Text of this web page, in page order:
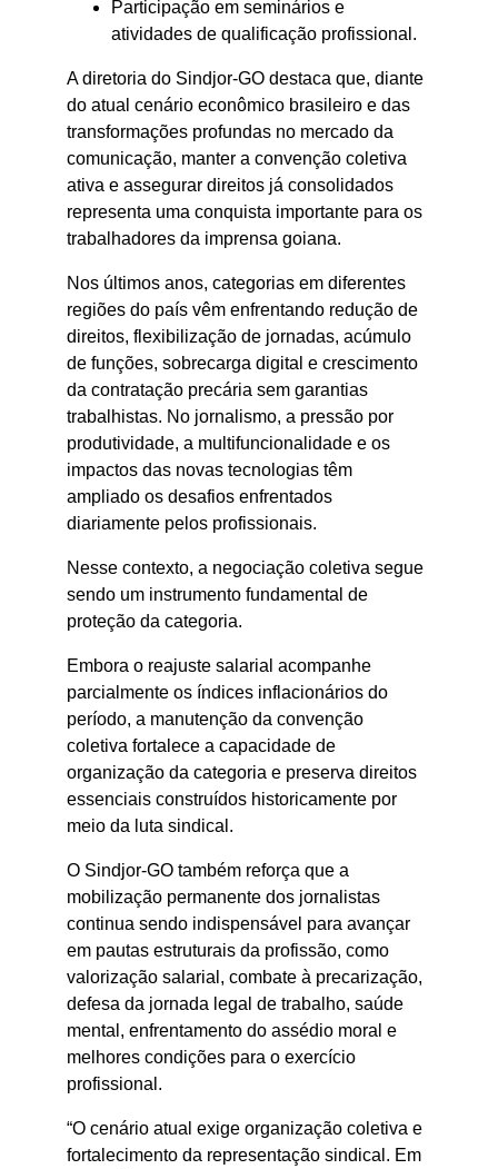
Participação em seminários e
atividades de qualificação profissional.
A diretoria do Sindjor-GO destaca que, diante
do atual cenário econômico brasileiro e das
transformações profundas no mercado da
comunicação, manter a convenção coletiva
ativa e assegurar direitos já consolidados
representa uma conquista importante para os
trabalhadores da imprensa goiana.
Nos últimos anos, categorias em diferentes
regiões do país vêm enfrentando redução de
direitos, flexibilização de jornadas, acúmulo
de funções, sobrecarga digital e crescimento
da contratação precária sem garantias
trabalhistas. No jornalismo, a pressão por
produtividade, a multifuncionalidade e os
impactos das novas tecnologias têm
ampliado os desafios enfrentados
diariamente pelos profissionais.
Nesse contexto, a negociação coletiva segue
sendo um instrumento fundamental de
proteção da categoria.
Embora o reajuste salarial acompanhe
parcialmente os índices inflacionários do
período, a manutenção da convenção
coletiva fortalece a capacidade de
organização da categoria e preserva direitos
essenciais construídos historicamente por
meio da luta sindical.
O Sindjor-GO também reforça que a
mobilização permanente dos jornalistas
continua sendo indispensável para avançar
em pautas estruturais da profissão, como
valorização salarial, combate à precarização,
defesa da jornada legal de trabalho, saúde
mental, enfrentamento do assédio moral e
melhores condições para o exercício
profissional.
“O cenário atual exige organização coletiva e
fortalecimento da representação sindical. Em